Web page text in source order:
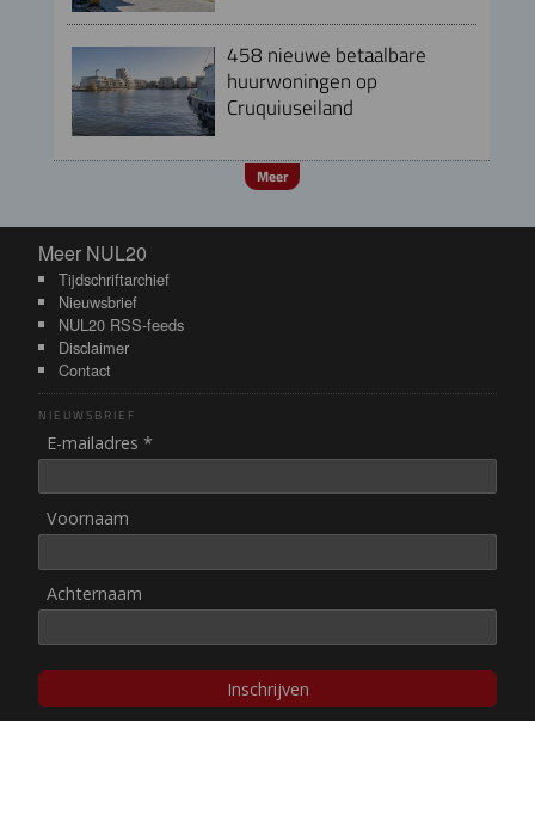
458 nieuwe betaalbare
huurwoningen op
Cruquiuseiland
Meer
Meer NUL20
Meer NUL20
Tijdschriftarchief
Nieuwsbrief
NUL20 RSS-feeds
Disclaimer
Contact
NIEUWSBRIEF
E-mailadres *
Voornaam
Achternaam
Inschrijven